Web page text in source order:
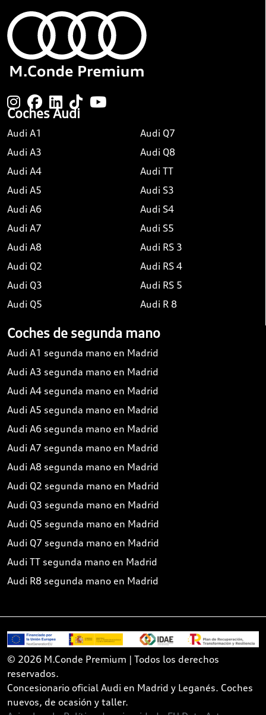
Coches Audi
Audi A1
Audi A3
Audi A4
Audi A5
Audi A6
Audi A7
Audi A8
Audi Q2
Audi Q3
Audi Q5
Audi Q7
Audi Q8
Audi TT
Audi S3
Audi S4
Audi S5
Audi RS 3
Audi RS 4
Audi RS 5
Audi R 8
Coches de segunda mano
Audi A1 segunda mano en Madrid
Audi A3 segunda mano en Madrid
Audi A4 segunda mano en Madrid
Audi A5 segunda mano en Madrid
Audi A6 segunda mano en Madrid
Audi A7 segunda mano en Madrid
Audi A8 segunda mano en Madrid
Audi Q2 segunda mano en Madrid
Audi Q3 segunda mano en Madrid
Audi Q5 segunda mano en Madrid
Audi Q7 segunda mano en Madrid
Audi TT segunda mano en Madrid
Audi R8 segunda mano en Madrid
© 2026 M.Conde Premium | Todos los derechos
reservados.
Concesionario oficial Audi en Madrid y Leganés. Coches
nuevos, de ocasión y taller.